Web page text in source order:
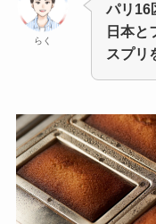
らく
パリ16
日本と
スプリ